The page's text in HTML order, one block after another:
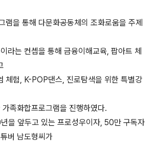
램을 통해 다문화공동체의 조화로움을 주제
라는 컨셉을 통해 금융이해교육, 팝아트 체
체험, K-POP댄스, 진로탐색을 위한 특별강
족화합프로그램을 진행하였다.
년을 앞두고 있는 프로성우이자, 50만 구독자
버 남도형씨가